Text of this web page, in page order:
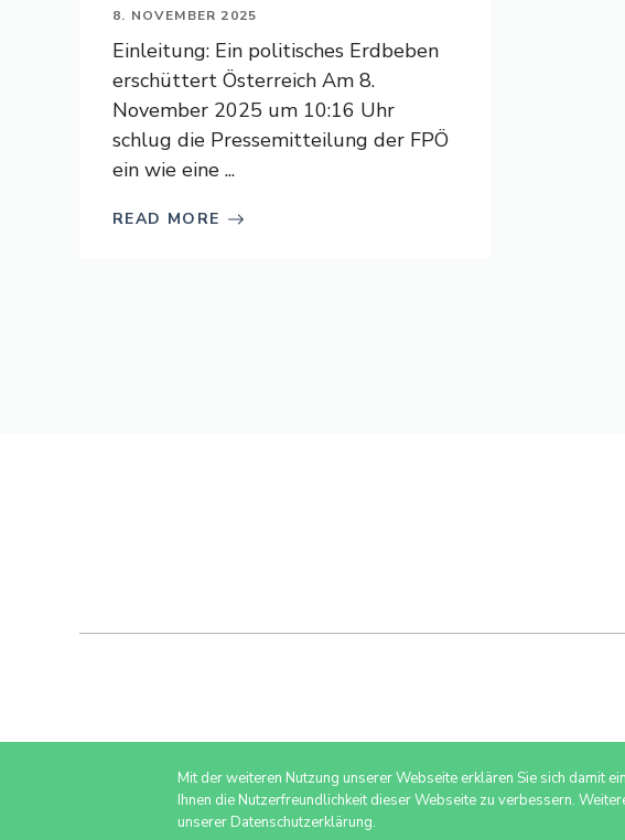
8. NOVEMBER 2025
Einleitung: Ein politisches Erdbeben
erschüttert Österreich Am 8.
November 2025 um 10:16 Uhr
schlug die Pressemitteilung der FPÖ
ein wie eine ...
READ MORE
Mit der weiteren Nutzung unserer Webseite erklären Sie sich damit
Ihnen die Nutzerfreundlichkeit dieser Webseite zu verbessern.
unserer Datenschutzerklärung.